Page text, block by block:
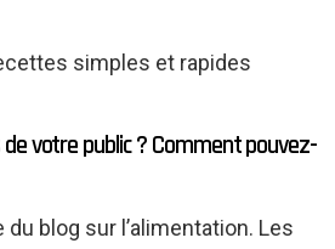
simples et rapides
de votre public ? Comment pouvez-
du blog sur l’alimentation. Les